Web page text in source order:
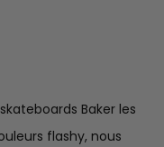
Baker les
flashy, nous